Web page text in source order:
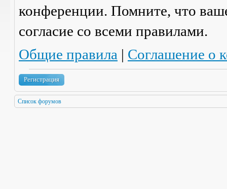
конференции. Помните, что
согласие со всеми правилами.
Общие правила | Соглашение о
Регистрация
Список форумов